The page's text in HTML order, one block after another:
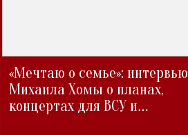
«Мечтаю о семье»: интервью
Михаила Хомы о планах,
концертах для ВСУ и